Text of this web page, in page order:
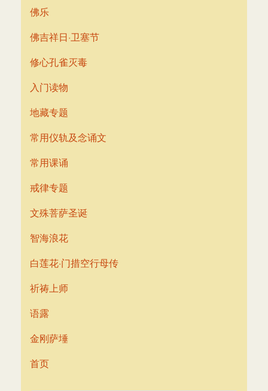
佛乐
佛吉祥日·卫塞节
修心孔雀灭毒
入门读物
地藏专题
常用仪轨及念诵文
常用课诵
戒律专题
文殊菩萨圣诞
智海浪花
白莲花·门措空行母传
祈祷上师
语露
金刚萨埵
首页